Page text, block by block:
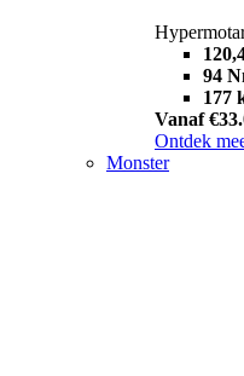
94
177
Vanaf
Ontdek
Monster